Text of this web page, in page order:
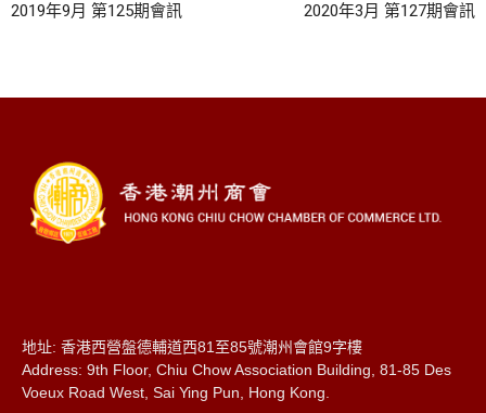
2019年9月 第125期會訊 2020年3月 第127期會訊
地址: 香港西營盤德輔道西81至85號潮州會館9字樓
Address: 9th Floor, Chiu Chow Association Building, 81-85 Des
Voeux Road West, Sai Ying Pun, Hong Kong.